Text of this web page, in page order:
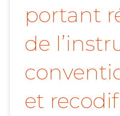
portant
de
et